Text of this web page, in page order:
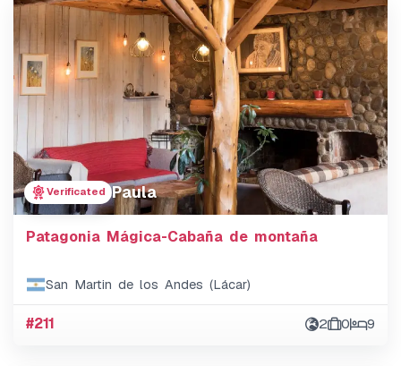
Verificated Paula
Patagonia Mágica-Cabaña de montaña
San Martin de los Andes (Lácar)
#211 2 0 9